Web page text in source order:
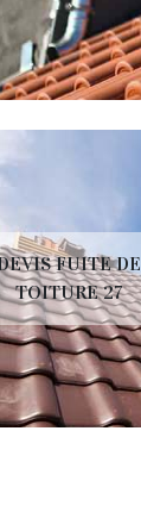
FUITE DE
TOITURE 27